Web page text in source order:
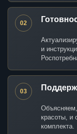
02
и
03
Объясняем,
красоты, и
комплекта.